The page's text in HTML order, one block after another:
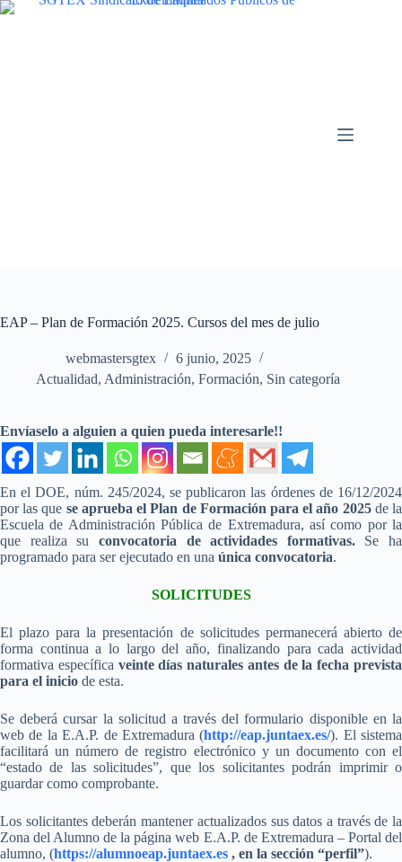
Saltar
EAP – Plan de Formación 2025. Cursos del mes de julio
webmastersgtex
6 junio, 2025
Actualidad, Administración, Formación, Sin categoría
Envíaselo a alguien a quien pueda interesarle!!
En el DOE, núm. 245/2024, se publicaron las órdenes de 16/12/2024
por las que se aprueba el Plan de Formación para el año 2025 de la
Escuela de Administración Pública de Extremadura, así como por la
que realiza su convocatoria de actividades formativas. Se ha
programado para ser ejecutado en una única convocatoria.
SOLICITUDES
El plazo para la presentación de solicitudes permanecerá abierto de
forma continua a lo largo del año, finalizando para cada actividad
formativa específica veinte días naturales antes de la fecha prevista
para el inicio de esta.
Se deberá cursar la solicitud a través del formulario disponible en la
web de la E.A.P. de Extremadura (http://eap.juntaex.es/). El sistema
facilitará un número de registro electrónico y un documento con el
“estado de las solicitudes”, que los solicitantes podrán imprimir o
guardar como comprobante.
Los solicitantes deberán mantener actualizados sus datos a través de la
Zona del Alumno de la página web E.A.P. de Extremadura – Portal del
alumno, (https://alumnoeap.juntaex.es , en la sección “perfil”).